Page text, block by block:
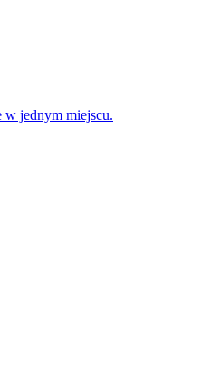
w jednym miejscu.